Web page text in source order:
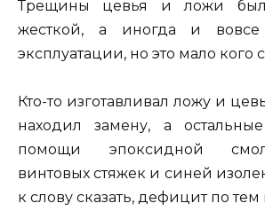
Трещины цевья и ложи
жесткой, а иногда и вовсе
эксплуатации, но это мало кого
Кто-то изготавливал ложу и
находил замену, а
помощи эпоксидной
винтовых стяжек и синей
к слову сказать, дефицит по